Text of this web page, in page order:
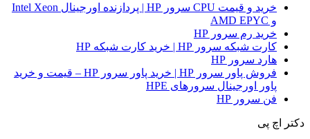
خرید و قیمت CPU سرور HP | پردازنده اورجینال Intel Xeon
و AMD EPYC
خرید رم سرور HP
کارت شبکه سرور HP | خرید کارت شبکه HP
هارد سرور HP
فروش پاور سرور HP | خرید پاور سرور HP – قیمت و خرید
پاور اورجینال سرورهای HPE
فن سرور HP
دکتر اچ پی